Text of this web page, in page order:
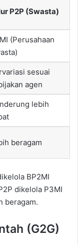
P2P (Swasta)
(Perusahaan
sesuai
agen
lebih
beragam
BP2MI
dikelola P3MI
beragam.
(G2G)